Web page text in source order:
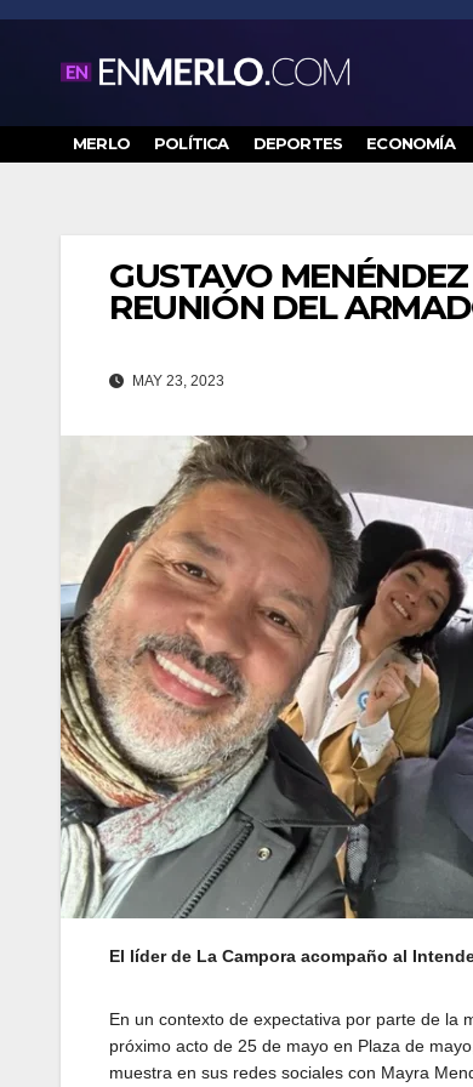
Saltar
contenido
MERLO POLÍTICA DEPORTES ECONOMÍA
GUSTAVO
REUNIÓN DEL
MAY 23, 2023
El líder de La Campora acompaño al
En un contexto de expectativa por parte de la
próximo acto de 25 de mayo en Plaza de
muestra en sus redes sociales con Mayra